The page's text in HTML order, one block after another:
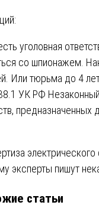
уголовная
со шпионажем.
Или тюрьма до 4
УК РФ
предназначенных
электрического
эксперты пишут
статьи